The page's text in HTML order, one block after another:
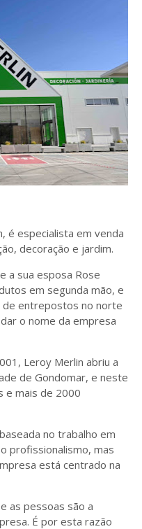
é especialista em venda
decoração e jardim.
a sua esposa Rose
em segunda mão, e
entrepostos no norte
o nome da empresa
Leroy Merlin abriu a
de Gondomar, e neste
e mais de 2000
no trabalho em
profissionalismo, mas
está centrado na
as pessoas são a
É por esta razão